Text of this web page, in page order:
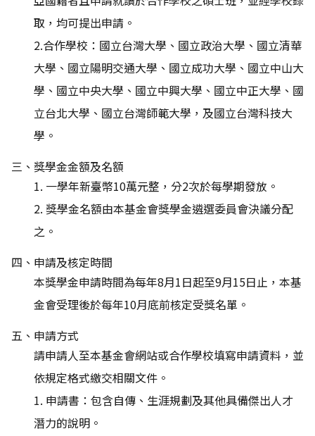
取，均可提出申請。
2.合作學校：國立台灣大學、國立政治大學、國立清華
大學、國立陽明交通大學、國立成功大學、國立中山大
學、國立中央大學、國立中興大學、國立中正大學、國
立台北大學、國立台灣師範大學，及國立台灣科技大
學。
三、獎學金金額及名額
1. 一學年新臺幣10萬元整，分2次於每學期發放。
2. 獎學金名額由本基金會獎學金遴選委員會決議分配
之。
四、申請及核定時間
本獎學金申請時間為每年8月1日起至9月15日止，本基
金會受理後於每年10月底前核定受獎名單。
五、申請方式
請申請人至本基金會網站或合作學校填寫申請資料，並
依規定格式繳交相關文件。
1. 申請書：包含自傳、生涯規劃及其他具備傑出人才
潛力的說明。